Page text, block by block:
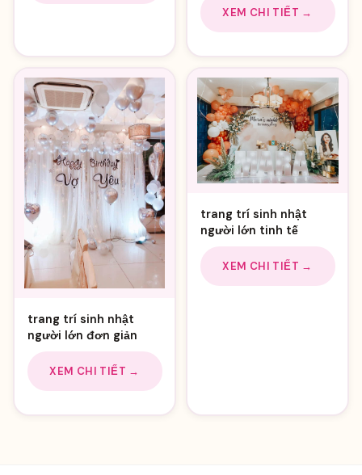
XEM CHI TIẾT →
trang trí sinh nhật
người lớn đơn giản
XEM CHI TIẾT →
trang trí sinh nhật
người lớn tinh tế
XEM CHI TIẾT →